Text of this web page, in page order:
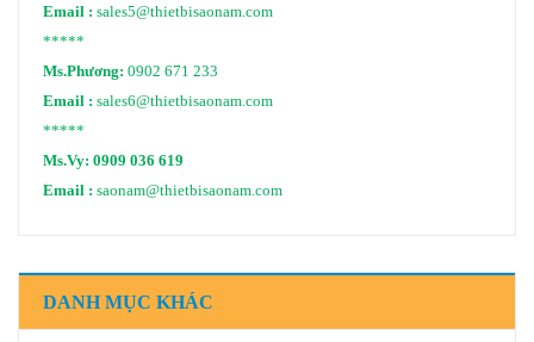
Email : sales5@thietbisaonam.com
*****
Ms.Phương: 0902 671 233
Email : sales6@thietbisaonam.com
*****
Ms.Vy: 0909 036 619
Email : saonam@thietbisaonam.com
DANH MỤC KHÁC